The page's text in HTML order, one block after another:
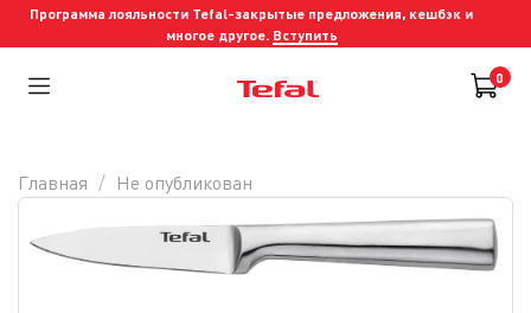
Программа лояльности Tefal-закрытые предложения, кешбэк и
многое другое. Вступить
0
Главная Не опубликован